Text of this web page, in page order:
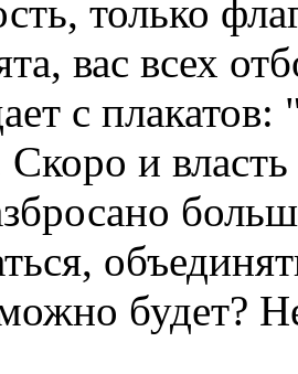
только
вас всех
с
и
будет?